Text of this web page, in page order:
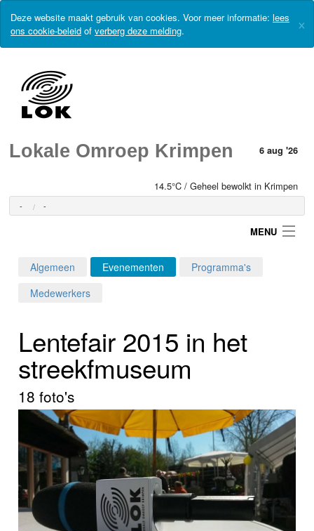
Deze website maakt gebruik van cookies. Voor meer informatie: lees
ons cookie-beleid of verberg deze melding. ×
Lokale Omroep Krimpen 6 aug '26
14.5°C / Geheel bewolkt in Krimpen
- -
MENU
Programma's
Foto's
Video
Webcam
Info
Algemeen Evenementen
Programma's
Medewerkers
Lentefair 2015 in het
streekfmuseum
18 foto's